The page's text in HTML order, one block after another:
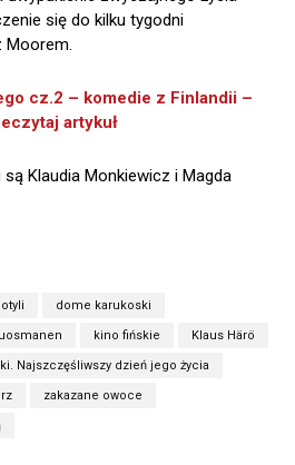
się do kilku tygodni
Moorem.
cz.2 – komedie z Finlandii –
artykuł
są Klaudia Monkiewicz i Magda
dome karukoski
kino fińskie Klaus Härö
Najszczęśliwszy dzień jego życia
zakazane owoce